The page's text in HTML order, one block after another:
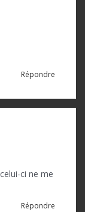
Répondre
ci ne me
Répondre